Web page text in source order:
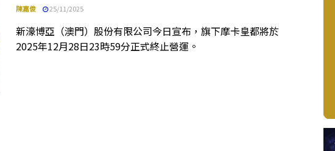
陳嘉俊 25/11/2025
新濠博亞（澳門）股份有限公司今日宣布，旗下摩卡皇都將於
2025年12月28日23時59分正式終止營運。